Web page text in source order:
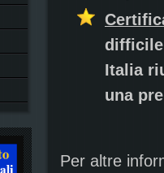
Italia
una
Per altre